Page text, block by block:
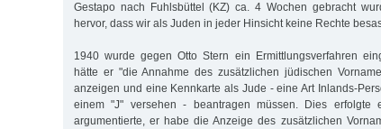
Gestapo nach Fuhlsbüttel (KZ) ca. 4 Wochen gebracht
hervor, dass wir als Juden in jeder Hinsicht keine Rechte
1940 wurde gegen Otto Stern ein Ermittlungsverfahren
hätte er "die Annahme des zusätzlichen jüdischen
anzeigen und eine Kennkarte als Jude - eine Art Inlands-
einem "J" versehen - beantragen müssen. Dies
argumentierte, er habe die Anzeige des zusätzlichen